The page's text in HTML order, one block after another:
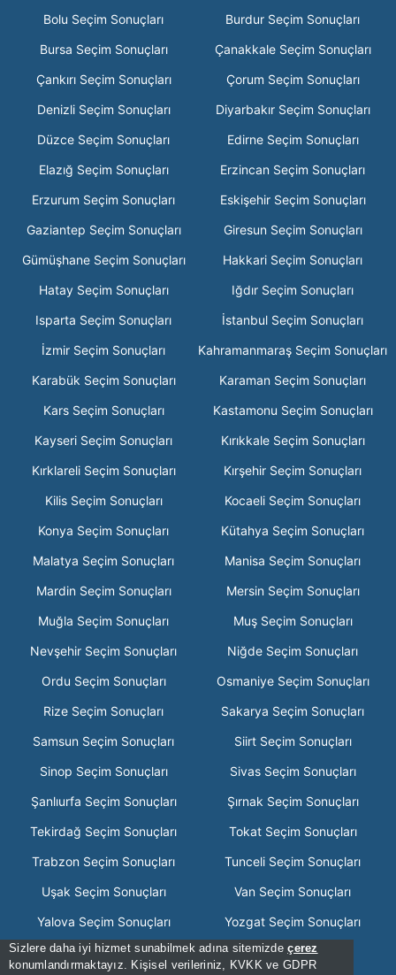
Sizlere daha iyi hizmet sunabilmek adına sitemizdeçerez
konumlandırmaktayız. Kişisel verileriniz, KVKK ve GDPR
Bolu Seçim Sonuçları
Burdur Seçim Sonuçları
Bursa Seçim Sonuçları
Çanakkale Seçim Sonuçları
Çankırı Seçim Sonuçları
Çorum Seçim Sonuçları
Denizli Seçim Sonuçları
Diyarbakır Seçim Sonuçları
Düzce Seçim Sonuçları
Edirne Seçim Sonuçları
Elazığ Seçim Sonuçları
Erzincan Seçim Sonuçları
Erzurum Seçim Sonuçları
Eskişehir Seçim Sonuçları
Gaziantep Seçim Sonuçları
Giresun Seçim Sonuçları
Gümüşhane Seçim Sonuçları
Hakkari Seçim Sonuçları
Hatay Seçim Sonuçları
Iğdır Seçim Sonuçları
Isparta Seçim Sonuçları
İstanbul Seçim Sonuçları
İzmir Seçim Sonuçları
Kahramanmaraş Seçim Sonuçları
Karabük Seçim Sonuçları
Karaman Seçim Sonuçları
Kars Seçim Sonuçları
Kastamonu Seçim Sonuçları
Kayseri Seçim Sonuçları
Kırıkkale Seçim Sonuçları
Kırklareli Seçim Sonuçları
Kırşehir Seçim Sonuçları
Kilis Seçim Sonuçları
Kocaeli Seçim Sonuçları
Konya Seçim Sonuçları
Kütahya Seçim Sonuçları
Malatya Seçim Sonuçları
Manisa Seçim Sonuçları
Mardin Seçim Sonuçları
Mersin Seçim Sonuçları
Muğla Seçim Sonuçları
Muş Seçim Sonuçları
Nevşehir Seçim Sonuçları
Niğde Seçim Sonuçları
Ordu Seçim Sonuçları
Osmaniye Seçim Sonuçları
Rize Seçim Sonuçları
Sakarya Seçim Sonuçları
Samsun Seçim Sonuçları
Siirt Seçim Sonuçları
Sinop Seçim Sonuçları
Sivas Seçim Sonuçları
Şanlıurfa Seçim Sonuçları
Şırnak Seçim Sonuçları
Tekirdağ Seçim Sonuçları
Tokat Seçim Sonuçları
Trabzon Seçim Sonuçları
Tunceli Seçim Sonuçları
Uşak Seçim Sonuçları
Van Seçim Sonuçları
Yalova Seçim Sonuçları
Yozgat Seçim Sonuçları
Zonguldak Seçim Sonuçları